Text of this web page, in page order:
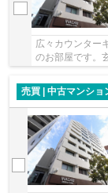
広々カウンター
のお部屋です。
売買 | 中古マンショ